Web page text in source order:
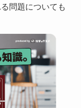
問題についても